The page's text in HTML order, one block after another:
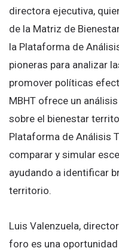
directora ejecutiva,
de la Matriz de
la Plataforma de
pioneras para analizar
promover políticas
MBHT ofrece un
sobre el bienestar
Plataforma de Análisis
comparar y simular
ayudando a identificar
territorio.
Luis Valenzuela,
foro es una